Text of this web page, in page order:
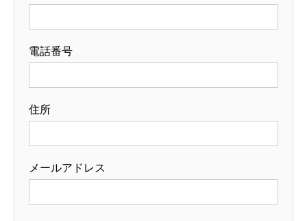
電話番号
住所
メールアドレス